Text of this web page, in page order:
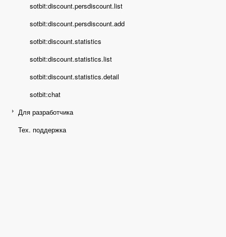
sotbit:discount.persdiscount.list
sotbit:discount.persdiscount.add
sotbit:discount.statistics
sotbit:discount.statistics.list
sotbit:discount.statistics.detail
sotbit:chat
Для разработчика
Тех. поддержка